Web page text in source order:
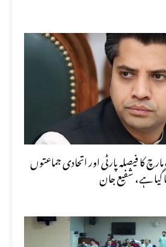
کا فیصلہ پارٹی اور اتحادی جماعتوں
ہے، شفیع جان